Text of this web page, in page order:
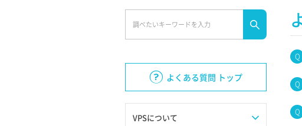
よくある質問 トップ
VPSについて